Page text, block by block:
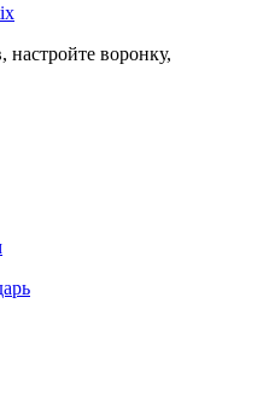
настройте воронку,